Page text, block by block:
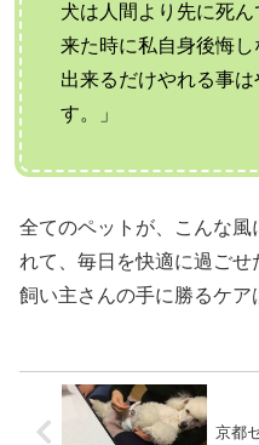
犬は人間より先に死ん
来た時に私自身後悔
出来るだけやれる事は
す。」
全てのペットが、こんな風
れて、毎日を快適に過ごせ
飼い主さんの手に勝るケア
京都